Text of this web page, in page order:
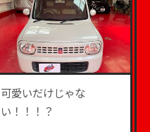
可愛いだけじゃな
い！！！？